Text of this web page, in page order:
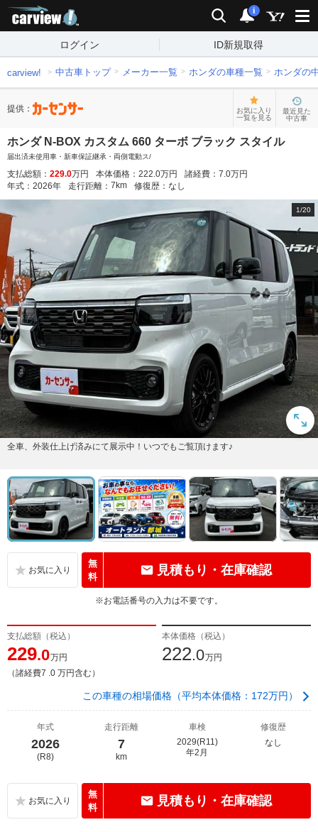
検索 通知
i
ログイン ID新規取得
carview! 中古車トップ メーカー一覧 ホンダの車種一覧 ホンダの
提供：
お気に入り
一覧を見る
最近見た
中古車
ホンダ N-BOX カスタム 660 ターボ ブラック スタイル
届出済未使用車・新車保証継承・両側電動ス/
支払総額： 229.0万円 本体価格： 222.0万円 諸経費： 7.0万円
年式： 2026年 走行距離： 7 km 修復歴： なし
1/20
全車、外装仕上げ済みにて展示中！いつでもご覧頂けます♪
無
料
見積もり・在庫確認
※お電話番号の入力は不要です。
支払総額（税込）
229.0万円
（諸経費7 .0 万円含む）
本体価格（税込）
222.0万円
この車種の相場価格（平均本体価格：172万円）
年式
2026
(R8)
走行距離
7
km
車検
2029(R11)
年2月
修復歴
なし
無
料
見積もり・在庫確認